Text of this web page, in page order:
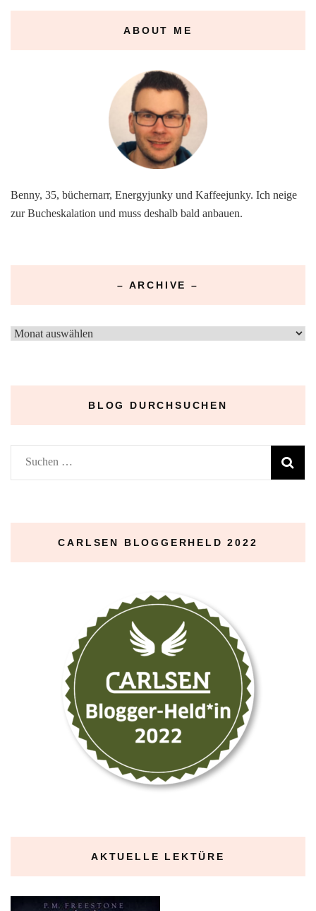
ABOUT ME
Benny, 35, büchernarr, Energyjunky und Kaffeejunky. Ich neige
zur Bucheskalation und muss deshalb bald anbauen.
– ARCHIVE –
–
BLOG DURCHSUCHEN
Suchen
nach:
CARLSEN BLOGGERHELD 2022
AKTUELLE LEKTÜRE